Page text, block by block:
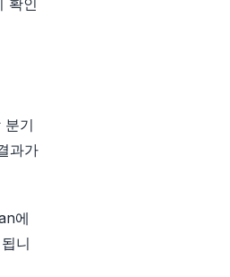
확인
기
과가
에
니